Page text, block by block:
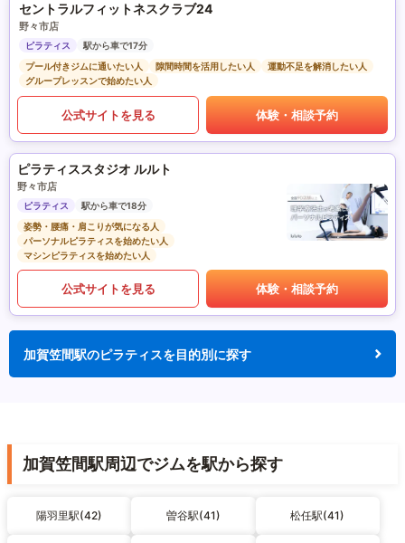
セントラルフィットネスクラブ24
野々市店
ピラティス
駅から車で17分
プール付きジムに通いたい人
隙間時間を活用したい人
運動不足を解消したい人
グループレッスンで始めたい人
公式サイトを見る 体験・相談予約
ピラティススタジオ ルルト
野々市店
ピラティス
駅から車で18分
姿勢・腰痛・肩こりが気になる人
パーソナルピラティスを始めたい人
マシンピラティスを始めたい人
公式サイトを見る 体験・相談予約
加賀笠間駅のピラティスを目的別に探す
加賀笠間駅周辺でジムを駅から探す
陽羽里駅(42) 曽谷駅(41) 松任駅(41)